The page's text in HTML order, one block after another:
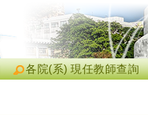
各院(系) 現任教師查詢